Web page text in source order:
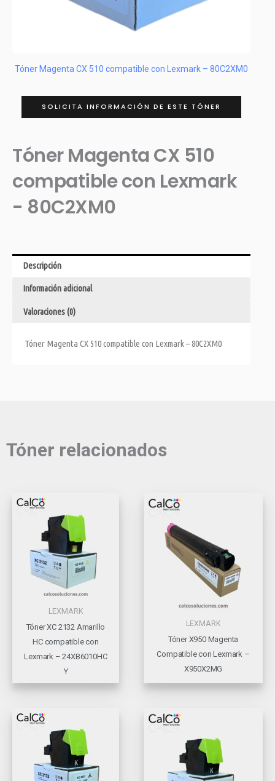
Tóner Magenta CX 510 compatible con Lexmark – 80C2XM0
SOLICITA INFORMACIÓN DE ESTE TÓNER
Tóner Magenta CX 510
compatible con Lexmark
- 80C2XM0
Descripción
Información adicional
Valoraciones (0)
Tóner Magenta CX 510 compatible con Lexmark – 80C2XM0
Tóner relacionados
LEXMARK
Tóner XC 2132 Amarillo
HC compatible con
Lexmark – 24XB6010HC
Y
LEXMARK
Tóner X950 Magenta
Compatible con Lexmark –
X950X2MG